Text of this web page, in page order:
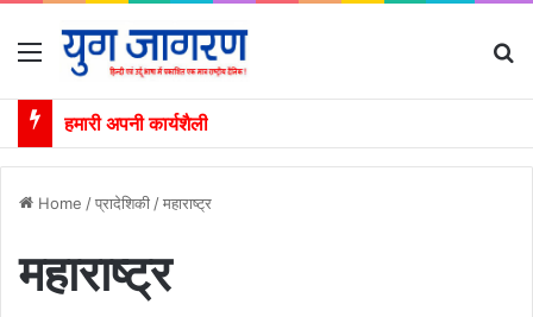
Menu
हमारी अपनी कार्यशैली
Home /प्रादेशिकी /महाराष्ट्र
महाराष्ट्र